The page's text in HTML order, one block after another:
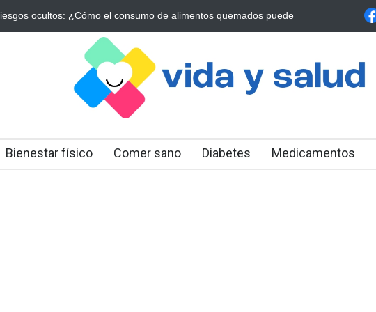
Ayuno Digital: La Estrategia Esencial para Mejorar tu Bienestar La conexión
Bienestar físico Comer sano Diabetes Medicamentos